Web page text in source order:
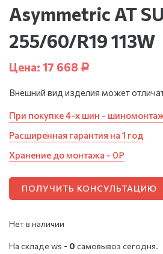
Asymmetric AT
255/60/R19 113W
Цена: 17 668 Р
Внешний вид изделия может
При покупке 4-х шин -
Расширенная гарантия на 1 год
Хранение до монтажа - 0₽
ПОЛУЧИТЬ КОНСУЛЬТАЦИЮ
Нет в наличии
На складе ws - 0 cамовывоз сегодня.